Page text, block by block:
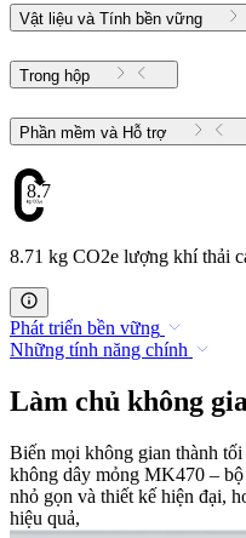
Vật liệu và Tính bền vững
Trong hộp
Phần mềm và Hỗ trợ
8.71
8.71 kg CO2e lượng khí thải
Phát triển bền vững
Những tính năng chính
Làm chủ không
Biến mọi không gian thành
không dây mỏng MK470 –
nhỏ gọn và thiết kế hiện đại,
hiệu quả,